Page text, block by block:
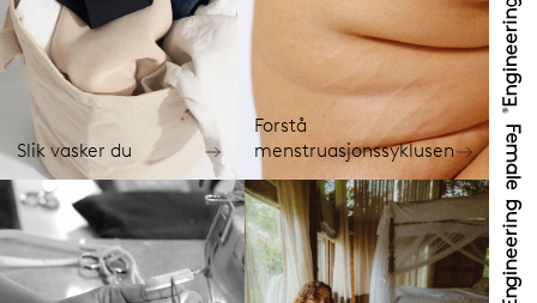
Slik vasker du
Forstå
menstruasjonssyklusen